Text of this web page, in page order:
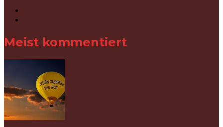
Meist kommentiert